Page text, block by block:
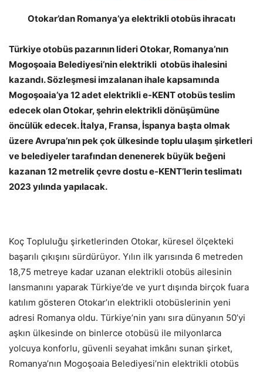
Otokar’dan Romanya’ya elektrikli otobüs ihracatı
Türkiye otobüs pazarının lideri Otokar, Romanya’nın
Mogoşoaia Belediyesi’nin elektrikli otobüs ihalesini
kazandı. Sözleşmesi imzalanan ihale kapsamında
Mogoşoaia’ya 12 adet elektrikli e-KENT otobüs teslim
edecek olan Otokar, şehrin elektrikli dönüşümüne
öncülük edecek. İtalya, Fransa, İspanya başta olmak
üzere Avrupa’nın pek çok ülkesinde toplu ulaşım şirketleri
ve belediyeler tarafından denenerek büyük beğeni
kazanan 12 metrelik çevre dostu e-KENT’lerin teslimatı
2023 yılında yapılacak.
Koç Topluluğu şirketlerinden Otokar, küresel ölçekteki
başarılı çıkışını sürdürüyor. Yılın ilk yarısında 6 metreden
18,75 metreye kadar uzanan elektrikli otobüs ailesinin
lansmanını yaparak Türkiye’de ve yurt dışında birçok fuara
katılım gösteren Otokar’ın elektrikli otobüslerinin yeni
adresi Romanya oldu. Türkiye’nin yanı sıra dünyanın 50’yi
aşkın ülkesinde on binlerce otobüsü ile milyonlarca
yolcuya konforlu, güvenli seyahat imkânı sunan şirket,
Romanya’nın Mogoşoaia Belediyesi’nin elektrikli otobüs